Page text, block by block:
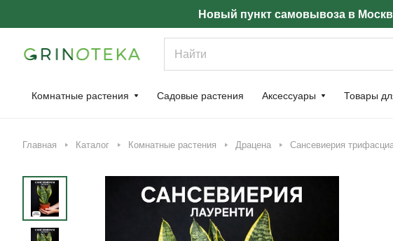
Новый пункт самовывоза в
Комнатные растения Садовые растения Аксессуары Товары
Главная Каталог Комнатные растения Драцена Сансевиерия